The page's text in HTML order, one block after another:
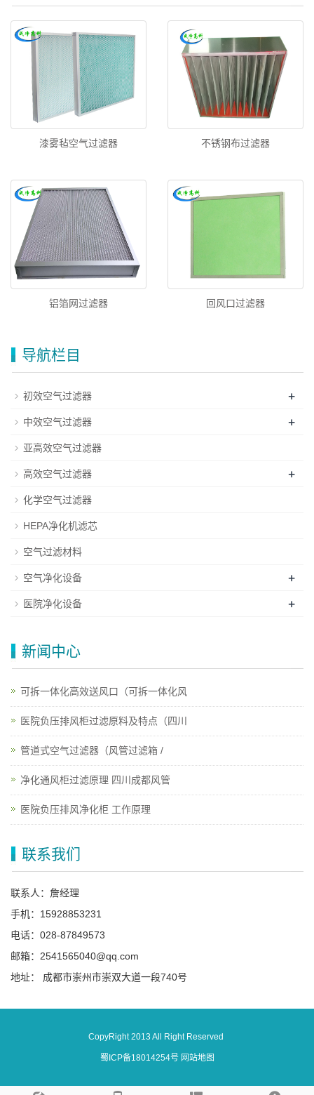
漆雾毡空气过滤器 不锈钢布过滤器
铝箔网过滤器 回风口过滤器
导航栏目
初效空气过滤器 +
中效空气过滤器 +
亚高效空气过滤器
高效空气过滤器 +
化学空气过滤器
HEPA净化机滤芯
空气过滤材料
空气净化设备 +
医院净化设备 +
新闻中心
可拆一体化高效送风口（可拆一体化风
医院负压排风柜过滤原料及特点（四川
管道式空气过滤器（风管过滤箱 /
净化通风柜过滤原理 四川成都风管
医院负压排风净化柜 工作原理
联系我们
联系人：詹经理
手机：15928853231
电话：028-87849573
邮箱：2541565040@qq.com
地址： 成都市崇州市崇双大道一段740号
CopyRight 2013 All Right Reserved
蜀ICP备18014254号 网站地图